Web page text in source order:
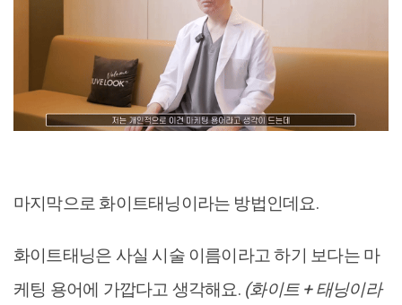
마지막으로 화이트태닝이라는 방법인데요.
화이트태닝은 사실 시술 이름이라고 하기 보다는 마
케팅 용어에 가깝다고 생각해요. (화이트 + 태닝이라